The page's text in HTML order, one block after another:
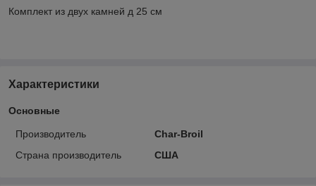
Комплект из двух камней д 25 см
Характеристики
Основные
Производитель
Char-Broil
Страна производитель
США